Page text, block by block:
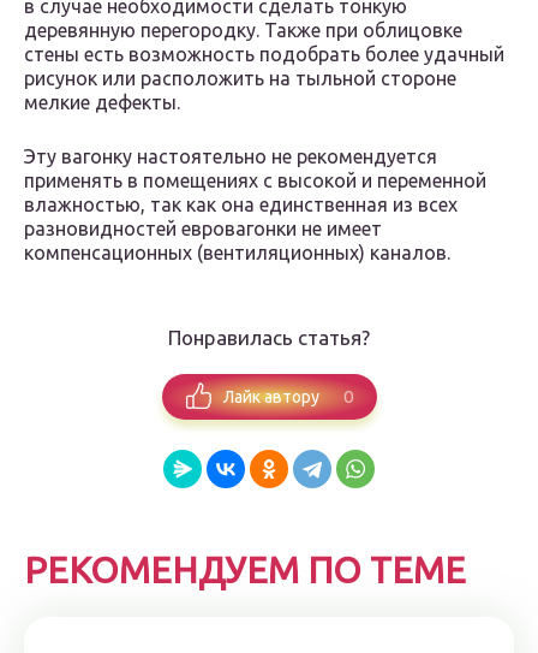
в случае необходимости сделать тонкую
деревянную перегородку. Также при облицовке
стены есть возможность подобрать более удачный
рисунок или расположить на тыльной стороне
мелкие дефекты.
Эту вагонку настоятельно не рекомендуется
применять в помещениях с высокой и переменной
влажностью, так как она единственная из всех
разновидностей евровагонки не имеет
компенсационных (вентиляционных) каналов.
Понравилась статья?
Лайк автору 0
РЕКОМЕНДУЕМ ПО ТЕМЕ